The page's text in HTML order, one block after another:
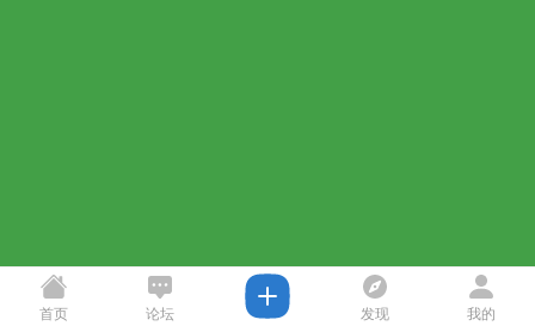
首页 论坛 发现 我的